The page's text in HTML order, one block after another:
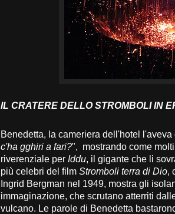
IL CRATERE DELLO STROMBOLI IN
Benedetta, la cameriera dell'hotel l'aveva
c'ha gghiri a fari?", mostrando come
riverenziale per Iddu, il gigante che li
più celebri del film Stromboli terra di Dio,
Ingrid Bergman nel 1949, mostra gli
immaginazione, che scrutano atterriti
vulcano. Le parole di Benedetta